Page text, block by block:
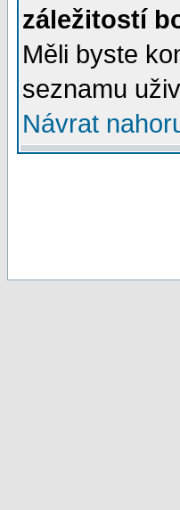
záležitostí
Měli byste
seznamu
Návrat